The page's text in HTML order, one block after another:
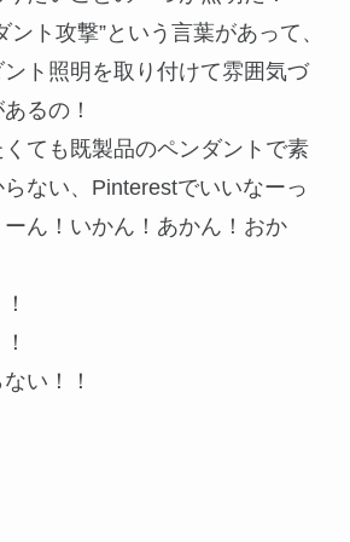
ント攻撃”という言葉があって、
ト照明を取り付けて雰囲気づ
るの！
ても既製品のペンダントで素
ない、Pinterestでいいなーっ
ん！いかん！あかん！おか
い！！